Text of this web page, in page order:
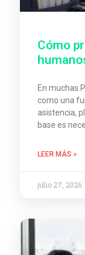
Cómo
En muchas
como una
asistencia,
base es
LEER MÁS »
julio 27, 2026